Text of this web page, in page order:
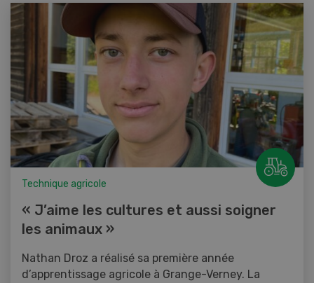
Technique agricole
« J’aime les cultures et aussi soigner
les animaux »
Nathan Droz a réalisé sa première année
d’apprentissage agricole à Grange-Verney. La